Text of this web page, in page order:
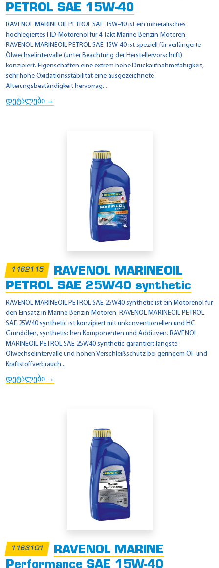
PETROL SAE 15W-40
RAVENOL MARINEOIL PETROL SAE 15W-40 ist ein mineralisches
hochlegiertes HD-Motorenöl für 4-Takt Marine-Benzin-Motoren.
RAVENOL MARINEOIL PETROL SAE 15W-40 ist speziell für verlängerte
Ölwechselintervalle (unter Beachtung der Herstellervorschrift)
konzipiert. Eigenschaften eine extrem hohe Druckaufnahmefähigkeit,
sehr hohe Oxidationsstabilität eine ausgezeichnete
Alterungsbeständigkeit hervorrag...
დეტალები →
1162115
RAVENOL MARINEOIL
PETROL SAE 25W40 synthetic
RAVENOL MARINEOIL PETROL SAE 25W40 synthetic ist ein Motorenöl für
den Einsatz in Marine-Benzin-Motoren. RAVENOL MARINEOIL PETROL
SAE 25W40 synthetic ist konzipiert mit unkonventionellen und HC
Grundölen, synthetischen Komponenten und Additiven. RAVENOL
MARINEOIL PETROL SAE 25W40 synthetic garantiert längste
Ölwechselintervalle und hohen Verschleißschutz bei geringem Öl- und
Kraftstoffverbrauch....
დეტალები →
1163101
RAVENOL MARINE
Performance SAE 15W-40